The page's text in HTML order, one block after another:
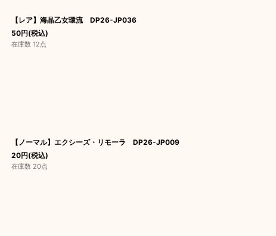
【レア】海晶乙女環流 DP26-JP036
50円(税込)
在庫数 12点
【ノーマル】エクシーズ・リモーラ DP26-JP009
20円(税込)
在庫数 20点